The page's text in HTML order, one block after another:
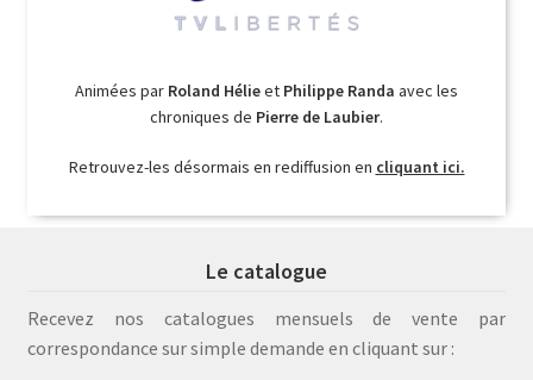
Animées par Roland Hélieet Philippe Randa avec les
chroniques de Pierre de Laubier.
Retrouvez-les désormais en rediffusion en cliquant ici.
Le catalogue
Recevez nos catalogues mensuels de vente par
correspondance sur simple demande en cliquant sur :